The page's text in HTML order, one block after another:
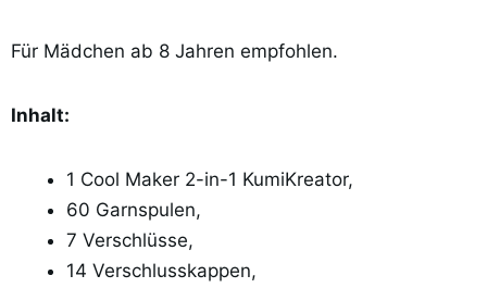
Für Mädchen ab 8 Jahren empfohlen.
Inhalt:
1 Cool Maker 2-in-1 KumiKreator,
60 Garnspulen,
7 Verschlüsse,
14 Verschlusskappen,